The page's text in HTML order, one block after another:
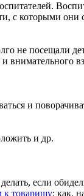
с которыми они
не посещали
внимательного
и
и др.
если
к товарищу; как,